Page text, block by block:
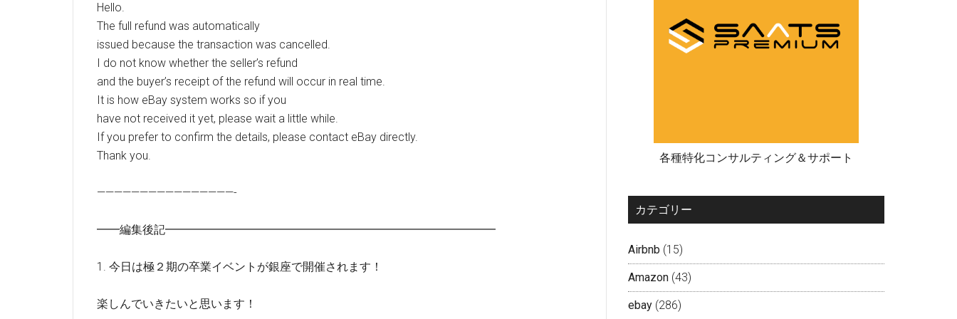
Hello.
The full refund was automatically
issued because the transaction was cancelled.
I do not know whether the seller’s refund
and the buyer’s receipt of the refund will occur in real time.
It is how eBay system works so if you
have not received it yet, please wait a little while.
If you prefer to confirm the details, please contact eBay directly.
Thank you.
————————————————-
━━編集後記━━━━━━━━━━━━━━━━━━━━━━━━━━━━━
1. 今日は極２期の卒業イベントが銀座で開催されます！
楽しんでいきたいと思います！
各種特化コンサルティング＆サポート
カテゴリー
Airbnb (15)
Amazon (43)
ebay (286)